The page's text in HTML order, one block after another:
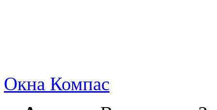
Окна Компас